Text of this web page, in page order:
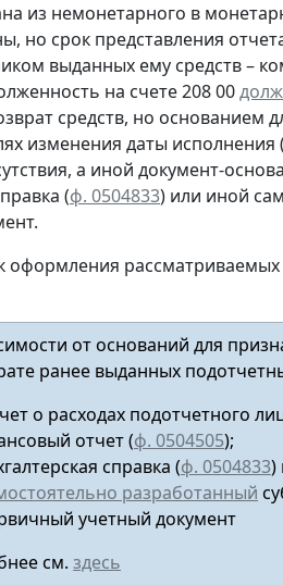
из немонетарного в
но срок представления
выданных ему средств –
на счете 208 00
средств, но основанием
изменения даты исполнения
а иной документ-
(ф. 0504833) или иной
оформления рассматриваемых
от оснований для
ранее выданных
о расходах подотчетного
отчет(ф. 0504505);
справка (ф. 0504833)
разработанный
учетный документ
см. здесь